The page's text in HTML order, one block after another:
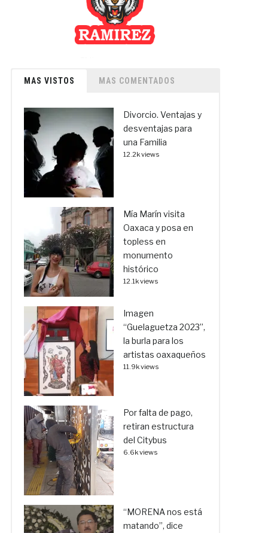
MAS VISTOS MAS COMENTADOS
Divorcio. Ventajas y
desventajas para
una Familia
12.2k views
Mía Marín visita
Oaxaca y posa en
topless en
monumento
histórico
12.1k views
Imagen
“Guelaguetza 2023”,
la burla para los
artistas oaxaqueños
11.9k views
Por falta de pago,
retiran estructura
del Citybus
6.6k views
“MORENA nos está
matando”, dice